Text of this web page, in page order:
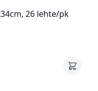
26 lehte/pk